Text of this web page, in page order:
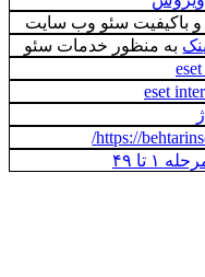
سئو وب سایت
خدمات سئو